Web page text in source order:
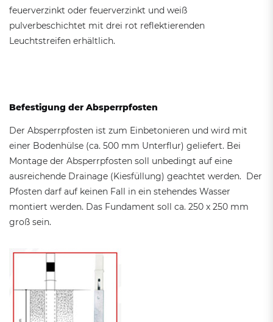
feuerverzinkt oder feuerverzinkt und weiß
pulverbeschichtet mit drei rot reflektierenden
Leuchtstreifen erhältlich.
Befestigung der Absperrpfosten
Der Absperrpfosten ist zum Einbetonieren und wird mit
einer Bodenhülse (ca. 500 mm Unterflur) geliefert. Bei
Montage der Absperrpfosten soll unbedingt auf eine
ausreichende Drainage (Kiesfüllung) geachtet werden. Der
Pfosten darf auf keinen Fall in ein stehendes Wasser
montiert werden. Das Fundament soll ca. 250 x 250 mm
groß sein.